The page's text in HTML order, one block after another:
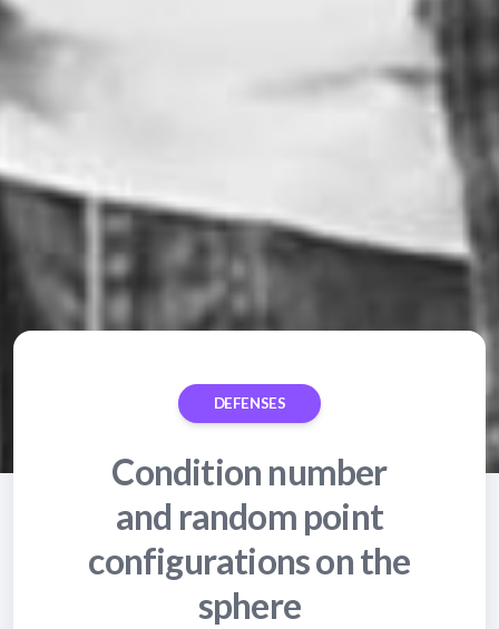
DEFENSES
Condition number
and random point
configurations on the
sphere